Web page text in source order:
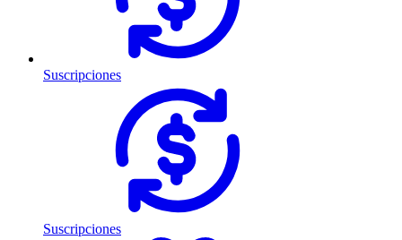
Suscripciones
Suscripciones